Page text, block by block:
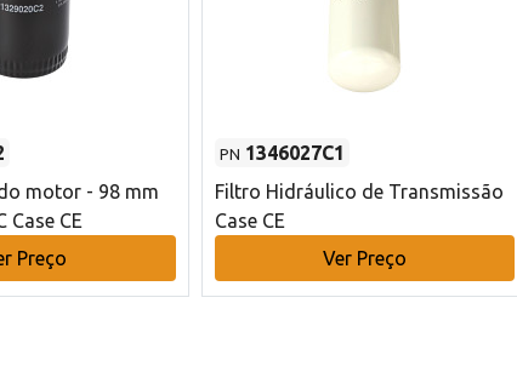
motor - 98 mm
Case CE
Preço
PN 1346027C1
Filtro Hidráulico de Transmissão
Case CE
Ver Preço